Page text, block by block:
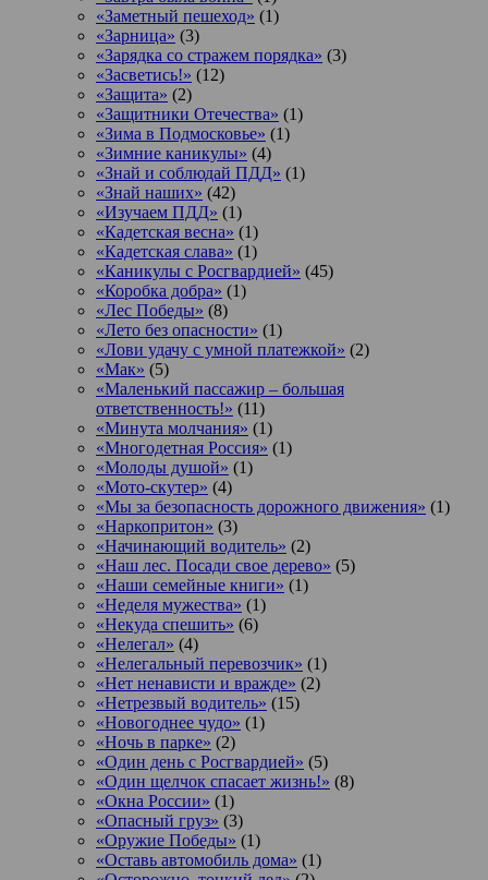
«Заметный пешеход» (1)
«Зарница» (3)
«Зарядка со стражем порядка» (3)
«Засветись!» (12)
«Защита» (2)
«Защитники Отечества» (1)
«Зима в Подмосковье» (1)
«Зимние каникулы» (4)
«Знай и соблюдай ПДД» (1)
«Знай наших» (42)
«Изучаем ПДД» (1)
«Кадетская весна» (1)
«Кадетская слава» (1)
«Каникулы с Росгвардией» (45)
«Коробка добра» (1)
«Лес Победы» (8)
«Лето без опасности» (1)
«Лови удачу с умной платежкой» (2)
«Мак» (5)
«Маленький пассажир – большая
ответственность!» (11)
«Минута молчания» (1)
«Многодетная Россия» (1)
«Молоды душой» (1)
«Мото-скутер» (4)
«Мы за безопасность дорожного движения» (1)
«Наркопритон» (3)
«Начинающий водитель» (2)
«Наш лес. Посади свое дерево» (5)
«Наши семейные книги» (1)
«Неделя мужества» (1)
«Некуда спешить» (6)
«Нелегал» (4)
«Нелегальный перевозчик» (1)
«Нет ненависти и вражде» (2)
«Нетрезвый водитель» (15)
«Новогоднее чудо» (1)
«Ночь в парке» (2)
«Один день с Росгвардией» (5)
«Один щелчок спасает жизнь!» (8)
«Окна России» (1)
«Опасный груз» (3)
«Оружие Победы» (1)
«Оставь автомобиль дома» (1)